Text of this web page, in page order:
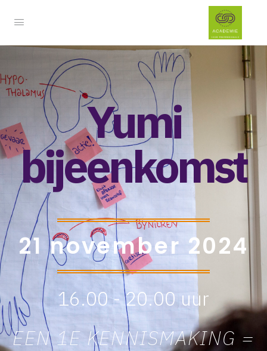
Yumi
bijeenkomst
21 november 2024
16.00 - 20.00 uur
EEN 1E KENNISMAKING =